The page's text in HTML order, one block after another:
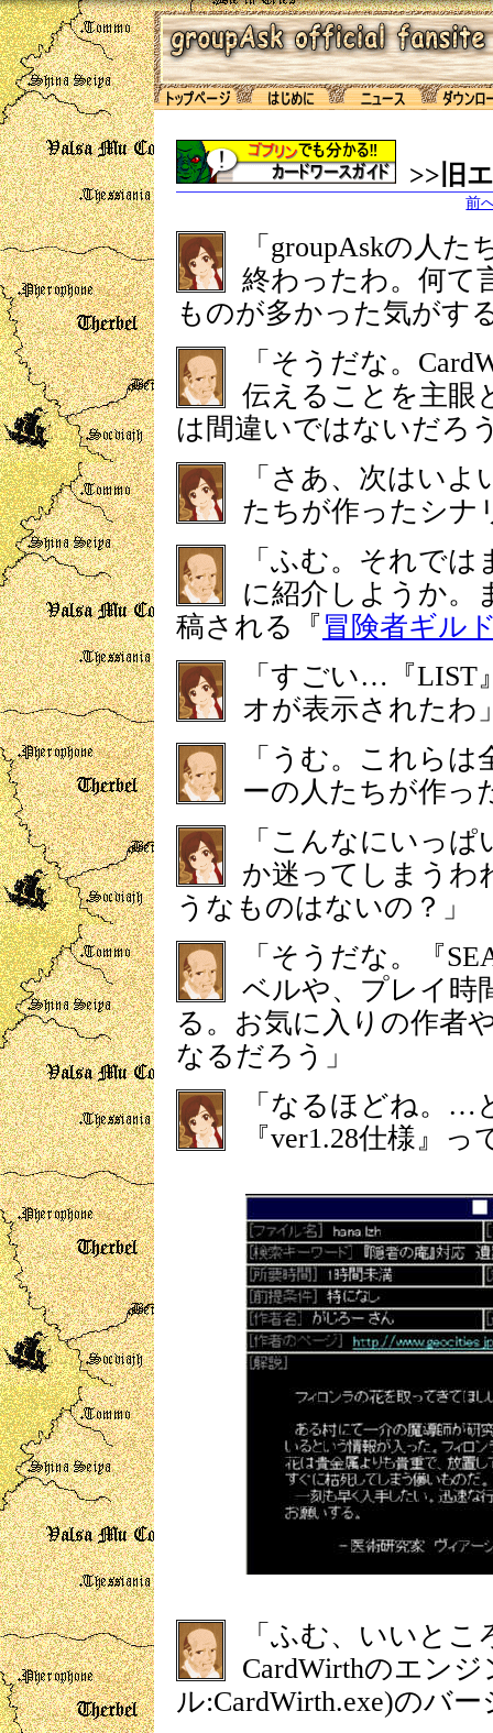
>>旧
前
「groupAskの人
終わったわ。何て
ものが多かった気がす
「そうだな。
伝えることを主眼
は間違いではないだろ
「さあ、次はい
たちが作ったシナ
「ふむ。それで
に紹介しようか。
稿される『 冒険者ギル
「すごい…『LIST
オが表示されたわ
「うむ。これら
ーの人たちが作っ
「こんなにいっ
か迷ってしまうわ
うなものはないの？」
「そうだな。『
ベルや、プレイ時
る。お気に入りの作者
なるだろう」
「なるほどね。…
『ver1.28仕様』
「ふむ、いいと
CardWirthのエン
ル:CardWirth.exe)のバ